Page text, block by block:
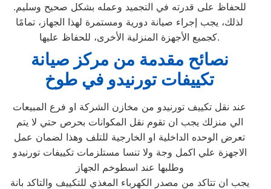
للحفاظ على قدرته في التجميد وعمله بشكل صحيح وسليم.
لذلك، يجب إجراء صيانة دورية ومستمرة لهذا الجهاز، تمامًا
كجميع الأجهزة المنزلية الأخرى، للحفاظ عليها.
نصائح مقدمة من مركز صيانة
تكييفات تورنيدو في طوخ
عند نقل تكييف تورنيدو من مخازن الشركة او فرع المبيعات
الي منزلك يجب ان تقوم نقل المكوانات بحرص حتي لا يتم
تعرض الوحده الداخلية او الخارجية للتلف وهذا لضمان عمل
الاجهزة علي اكمل وجة ولا تنسا مستلزمات تكييفات تورنيدو
وطلبها عند اسطوخم الجهاز
يجب ان تتاكد من مصدر الكهرباء المغذي للتكييف والتاكد بانة